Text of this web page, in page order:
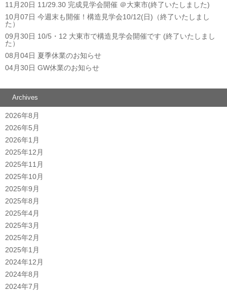
11月20日 11/29.30 完成見学会開催 ＠大東市(終了いたしました)
10月07日 今週末も開催！構造見学会10/12(日)（終了いたしまし
た）
09月30日 10/5・12 大東市で構造見学会開催です (終了いたしまし
た）
08月04日 夏季休業のお知らせ
04月30日 GW休業のお知らせ
Archives
2026年8月
2026年5月
2026年1月
2025年12月
2025年11月
2025年10月
2025年9月
2025年8月
2025年4月
2025年3月
2025年2月
2025年1月
2024年12月
2024年8月
2024年7月